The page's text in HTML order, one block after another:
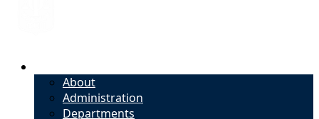
About
Administration
Departments